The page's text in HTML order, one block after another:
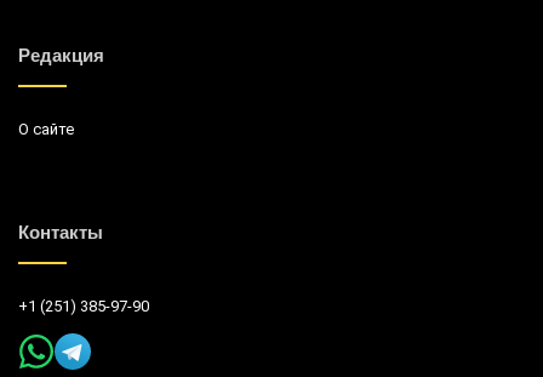
Редакция
О сайте
Контакты
+1 (251) 385-97-90